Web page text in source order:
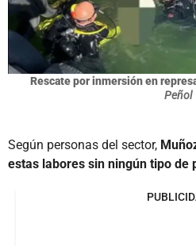
Rescate por inmersión en
Peñol
Según personas del sector,
estas labores sin ningún tipo de